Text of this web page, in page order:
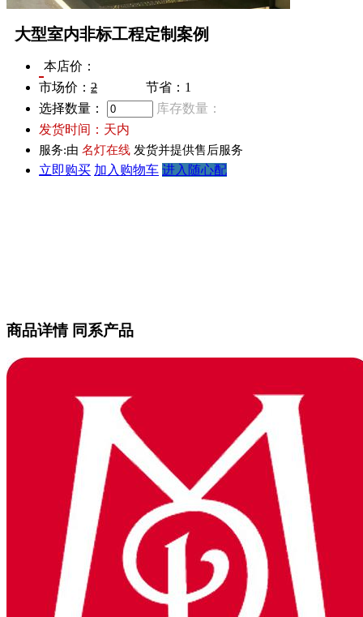
大型室内非标工程定制案例
本店价：
市场价： 2 节省： 1
选择数量：
库存数量：
发货时间： 天内
服务:由 名灯在线 发货并提供售后服务
立即购买 加入购物车 进入随心配
商品详情 同系产品